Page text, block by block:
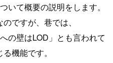
いて概要の説明をします。
ですが、巷では、
の壁はLOD」とも言われて
機能です。